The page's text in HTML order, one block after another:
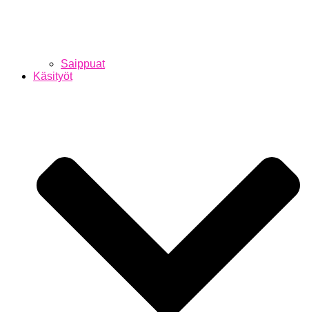
Saippuat
Käsityöt